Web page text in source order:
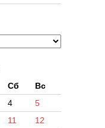
Сб Вс
4
5
11
12